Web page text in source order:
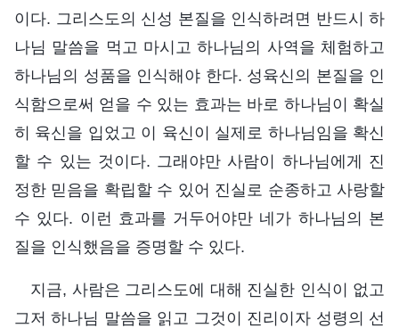
이다. 그리스도의 신성 본질을 인식하려면 반드시 하
나님 말씀을 먹고 마시고 하나님의 사역을 체험하고
하나님의 성품을 인식해야 한다. 성육신의 본질을 인
식함으로써 얻을 수 있는 효과는 바로 하나님이 확실
히 육신을 입었고 이 육신이 실제로 하나님임을 확신
할 수 있는 것이다. 그래야만 사람이 하나님에게 진
정한 믿음을 확립할 수 있어 진실로 순종하고 사랑할
수 있다. 이런 효과를 거두어야만 네가 하나님의 본
질을 인식했음을 증명할 수 있다.
지금, 사람은 그리스도에 대해 진실한 인식이 없고
그저 하나님 말씀을 읽고 그것이 진리이자 성령의 선